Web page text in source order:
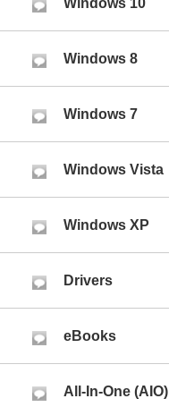
Windows 10
Windows 8
Windows 7
Windows Vista
Windows XP
Drivers
eBooks
All-In-One (AIO)